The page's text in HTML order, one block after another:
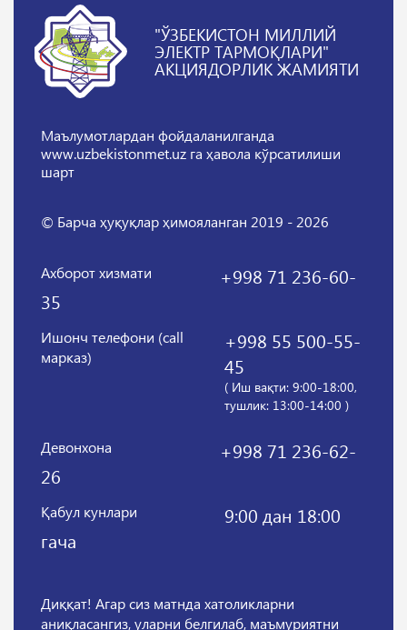
"ЎЗБЕКИСТОН МИЛЛИЙ
ЭЛЕКТР ТАРМОҚЛАРИ"
АКЦИЯДОРЛИК ЖАМИЯТИ
Маълумотлардан фойдаланилганда
www.uzbekistonmet.uz га ҳавола кўрсатилиши
шарт
© Барча ҳуқуқлар ҳимояланган 2019 - 2026
Ахборот хизмати
+998 71 236-60-
35
Ишонч телефони (call
марказ)
+998 55 500-55-
45
( Иш вақти: 9:00-18:00,
тушлик: 13:00-14:00 )
Девонхона
+998 71 236-62-
26
Қабул кунлари
9:00 дан 18:00
гача
Диққат! Агар сиз матнда хатоликларни
аниқласангиз, уларни белгилаб, маъмуриятни